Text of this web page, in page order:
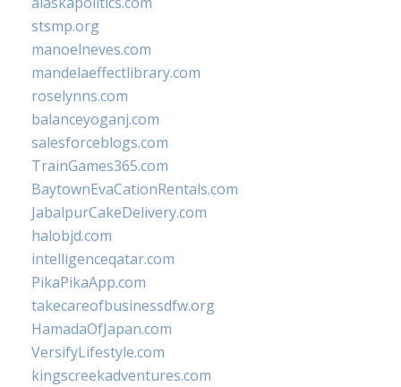
stsmp.org
manoelneves.com
mandelaeffectlibrary.com
roselynns.com
balanceyoganj.com
salesforceblogs.com
TrainGames365.com
BaytownEvaCationRentals.com
JabalpurCakeDelivery.com
halobjd.com
intelligenceqatar.com
PikaPikaApp.com
takecareofbusinessdfw.org
HamadaOfJapan.com
VersifyLifestyle.com
kingscreekadventures.com